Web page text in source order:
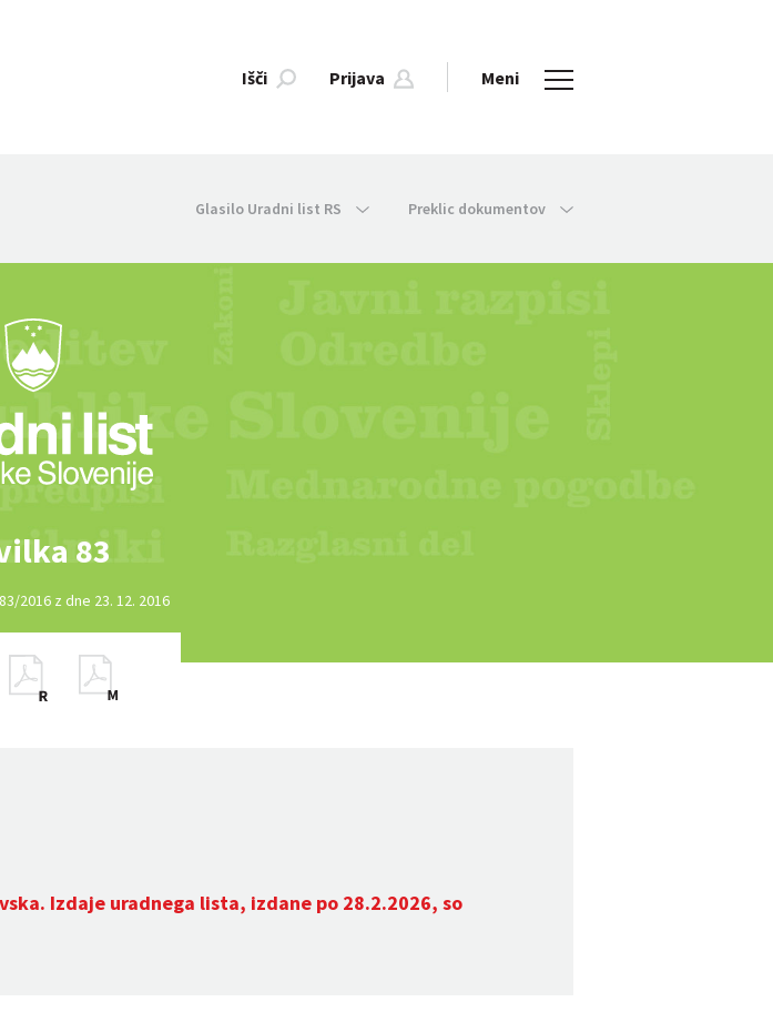
Išči Prijava Meni
Glasilo Uradni list RS Preklic dokumentov
83
2016 z dne 23. 12. 2016
Izdaje uradnega lista, izdane po 28.2.2026, so